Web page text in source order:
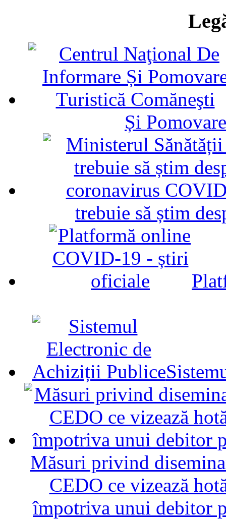
Și
trebuie să știm
Măsuri privind
CEDO ce vizează
împotriva unui debitor